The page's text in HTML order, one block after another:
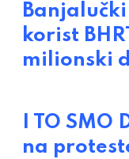
korist
milionski
I TO SMO
na